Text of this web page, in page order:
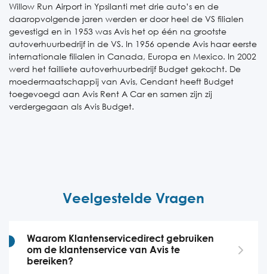
Willow Run Airport in Ypsilanti met drie auto’s en de
daaropvolgende jaren werden er door heel de VS filialen
gevestigd en in 1953 was Avis het op één na grootste
autoverhuurbedrijf in de VS. In 1956 opende Avis haar eerste
internationale filialen in Canada, Europa en Mexico. In 2002
werd het failliete autoverhuurbedrijf Budget gekocht. De
moedermaatschappij van Avis, Cendant heeft Budget
toegevoegd aan Avis Rent A Car en samen zijn zij
verdergegaan als Avis Budget.
Veelgestelde Vragen
Waarom Klantenservicedirect gebruiken
om de klantenservice van Avis te
bereiken?